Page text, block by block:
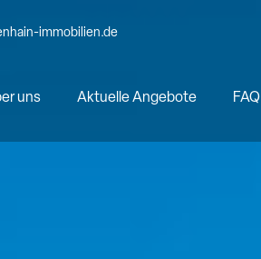
immobilien.de
uns Aktuelle Angebote FAQ